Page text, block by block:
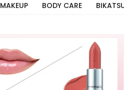
MAKEUP BODY CARE BIKATSU